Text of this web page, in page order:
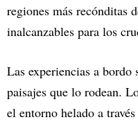
regiones más recónditas
inalcanzables para los
Las experiencias a
paisajes que lo rodean.
el entorno helado a